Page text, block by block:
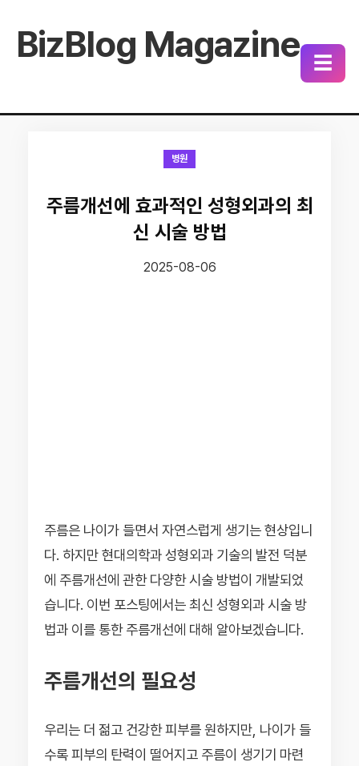
BizBlog Magazine ☰
병원
주름개선에 효과적인 성형외과의 최
신 시술 방법
2025-08-06
주름은 나이가 들면서 자연스럽게 생기는 현상입니
다. 하지만 현대의학과 성형외과 기술의 발전 덕분
에 주름개선에 관한 다양한 시술 방법이 개발되었
습니다. 이번 포스팅에서는 최신 성형외과 시술 방
법과 이를 통한 주름개선에 대해 알아보겠습니다.
주름개선의 필요성
우리는 더 젊고 건강한 피부를 원하지만, 나이가 들
수록 피부의 탄력이 떨어지고 주름이 생기기 마련